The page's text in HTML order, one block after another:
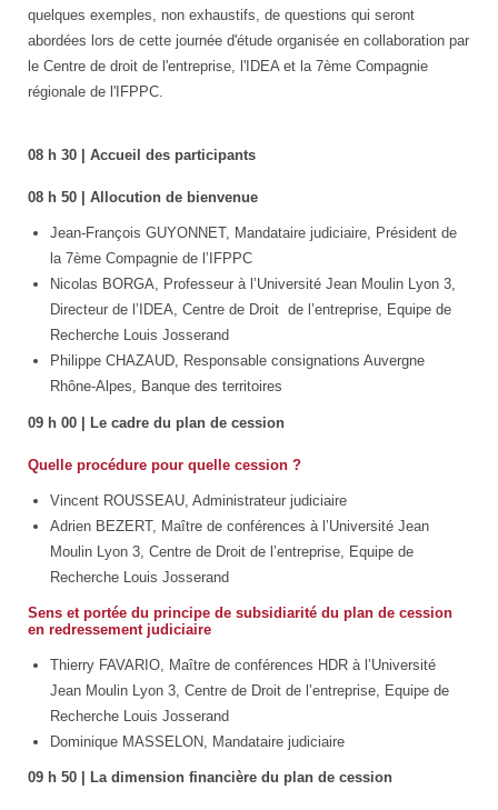
quelques exemples, non exhaustifs, de questions qui seront
abordées lors de cette journée d'étude organisée en collaboration par
le Centre de droit de l'entreprise, l'IDEA et la 7ème Compagnie
régionale de l'IFPPC.
08 h 30 | Accueil des participants
08 h 50 | Allocution de bienvenue
Jean-François GUYONNET, Mandataire judiciaire, Président de
la 7ème Compagnie de l’IFPPC
Nicolas BORGA, Professeur à l’Université Jean Moulin Lyon 3,
Directeur de l’IDEA, Centre de Droit de l’entreprise, Equipe de
Recherche Louis Josserand
Philippe CHAZAUD, Responsable consignations Auvergne
Rhône-Alpes, Banque des territoires
09 h 00 | Le cadre du plan de cession
Quelle procédure pour quelle cession ?
Vincent ROUSSEAU, Administrateur judiciaire
Adrien BEZERT, Maître de conférences à l’Université Jean
Moulin Lyon 3, Centre de Droit de l’entreprise, Equipe de
Recherche Louis Josserand
Sens et portée du principe de subsidiarité du plan de cession
en redressement judiciaire
Thierry FAVARIO, Maître de conférences HDR à l’Université
Jean Moulin Lyon 3, Centre de Droit de l’entreprise, Equipe de
Recherche Louis Josserand
Dominique MASSELON, Mandataire judiciaire
09 h 50 | La dimension financière du plan de cession